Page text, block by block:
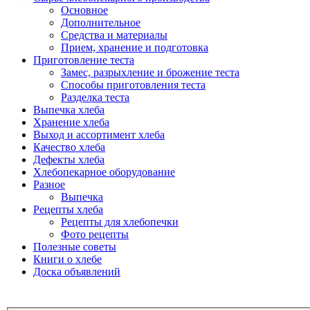
Основное
Дополнительное
Средства и материалы
Прием, хранение и подготовка
Приготовление теста
Замес, разрыхление и брожение теста
Способы приготовления теста
Разделка теста
Выпечка хлеба
Хранение хлеба
Выход и ассортимент хлеба
Качество хлеба
Дефекты хлеба
Хлебопекарное оборудование
Разное
Выпечка
Рецепты хлеба
Рецепты для хлебопечки
Фото рецепты
Полезные советы
Книги о хлебе
Доска объявлений